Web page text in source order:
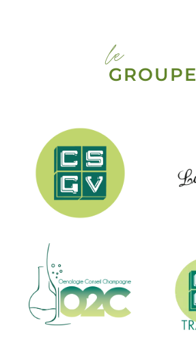
le
GROUPE